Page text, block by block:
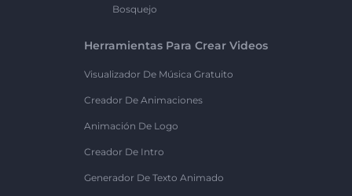
Bosquejo
Herramientas Para Crear Videos
Visualizador De Música Gratuito
Creador De Animaciones
Animación De Logo
Creador De Intro
Generador De Texto Animado